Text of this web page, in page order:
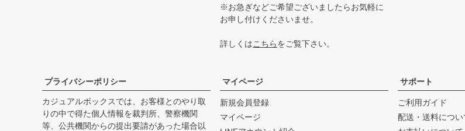
※お急ぎなどご希望ございましたらお気軽に
お申し付けくださいませ。
詳しくはこちらをご覧下さい。
プライバシーポリシー
カジュアルボックスでは、お客様とのやり取
りの中で得た個人情報を裁判所、警察機関
等、公共機関からの提出要請があった場合以
マイページ
新規会員登録
マイページ
サポート
ご利用ガイド
配送・送料につい